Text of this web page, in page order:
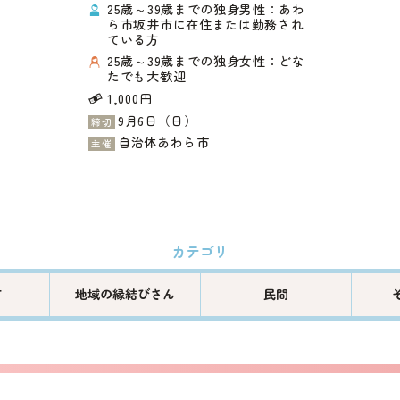
25歳～39歳までの独身男性：あわ
ら市坂井市に在住または勤務され
ている方
25歳～39歳までの独身女性：どな
たでも大歓迎
1,000円
締切 9月6日（日）
主催 自治体あわら市
地域の縁結びさん 民間